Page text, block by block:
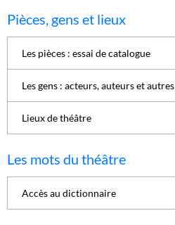
Pièces, gens et lieux
Les pièces : essai de catalogue
Les gens : acteurs, auteurs et autres
Lieux de théâtre
Les mots du théâtre
Accès au dictionnaire